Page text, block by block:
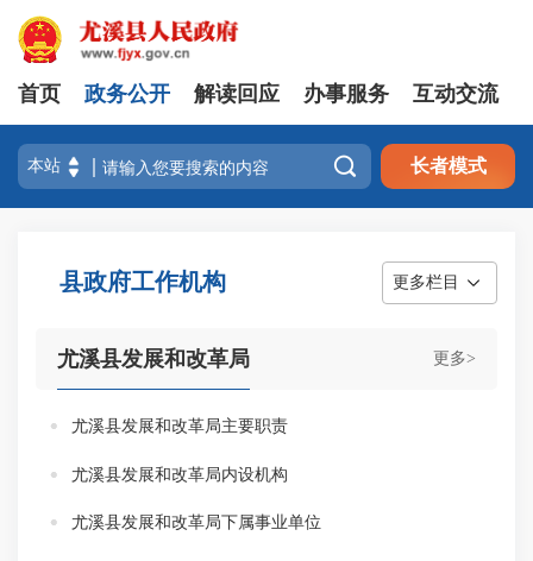
首页 政务公开 解读回应 办事服务 互动交流
 长者模式
县政府工作机构 更多栏目
更多>
尤溪县发展和改革局
尤溪县发展和改革局主要职责
尤溪县发展和改革局内设机构
尤溪县发展和改革局下属事业单位